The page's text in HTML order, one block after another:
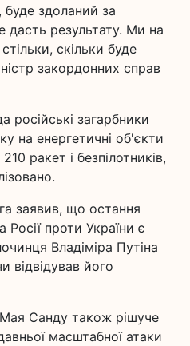
буде здоланий за
дасть результату. Ми на
скільки буде
закордонних справ
російські загарбники
на енергетичні об'єкти
ракет і безпілотників,
заявив, що остання
проти України є
Владіміра Путіна
відвідував його
Санду також рішуче
масштабної атаки